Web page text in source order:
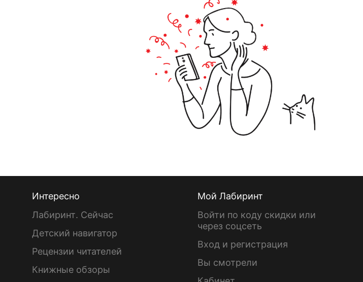
Интересно
Лабиринт. Сейчас
Детский навигатор
Рецензии читателей
Книжные обзоры
Мой Лабиринт
Войти по коду скидки или
через соцсеть
Вход и регистрация
Вы смотрели